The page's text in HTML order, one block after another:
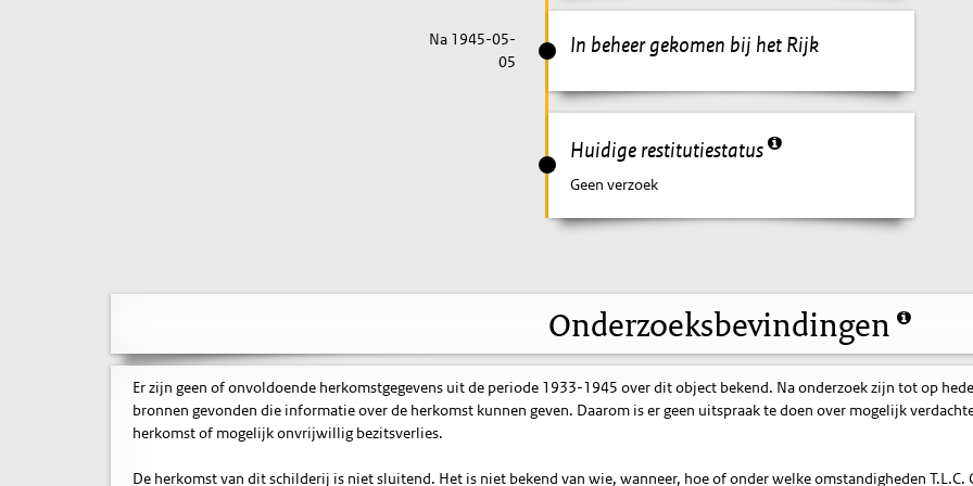
In beheer gekomen bij het Rijk
Na 1945-05-
05
Huidige restitutiestatus
Geen verzoek
Onderzoeksbevindingen
Er zijn geen of onvoldoende herkomstgegevens uit de periode 1933-1945 over dit object bekend. Na onderzoek zijn tot op
bronnen gevonden die informatie over de herkomst kunnen geven. Daarom is er geen uitspraak te doen over mogelijk
herkomst of mogelijk onvrijwillig bezitsverlies.
De herkomst van dit schilderij is niet sluitend. Het is niet bekend van wie, wanneer, hoe of onder welke omstandigheden T.L.C.